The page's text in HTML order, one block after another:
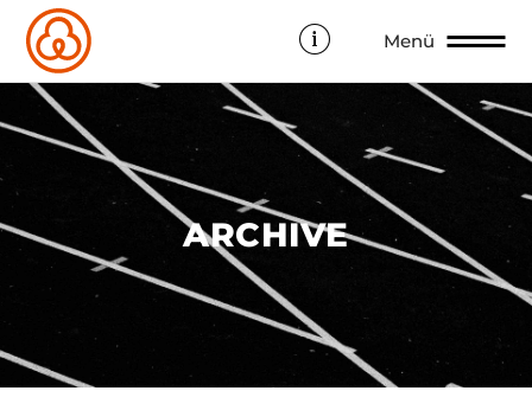
Menü
ARCHIVE